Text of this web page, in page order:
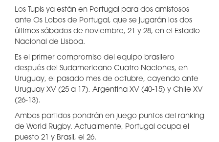
Los Tupis ya están en Portugal para dos amistosos
ante Os Lobos de Portugal, que se jugarán los dos
últimos sábados de noviembre, 21 y 28, en el Estadio
Nacional de Lisboa.
Es el primer compromiso del equipo brasilero
después del Sudamericano Cuatro Naciones, en
Uruguay, el pasado mes de octubre, cayendo ante
Uruguay XV (25 a 17), Argentina XV (40-15) y Chile XV
(26-13).
Ambos partidos pondrán en juego puntos del ranking
de World Rugby. Actualmente, Portugal ocupa el
puesto 21 y Brasil, el 26.